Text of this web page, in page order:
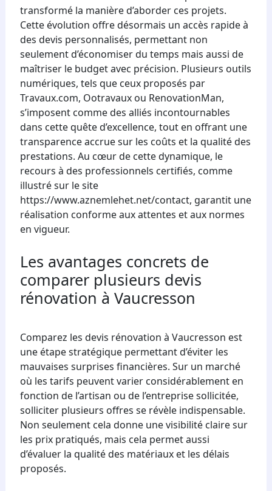
transformé la manière d’aborder ces projets.
Cette évolution offre désormais un accès rapide à
des devis personnalisés, permettant non
seulement d’économiser du temps mais aussi de
maîtriser le budget avec précision. Plusieurs outils
numériques, tels que ceux proposés par
Travaux.com, Ootravaux ou RenovationMan,
s’imposent comme des alliés incontournables
dans cette quête d’excellence, tout en offrant une
transparence accrue sur les coûts et la qualité des
prestations. Au cœur de cette dynamique, le
recours à des professionnels certifiés, comme
illustré sur le site
https://www.aznemlehet.net/contact, garantit une
réalisation conforme aux attentes et aux normes
en vigueur.
Les avantages concrets de
comparer plusieurs devis
rénovation à Vaucresson
Comparez les devis rénovation à Vaucresson est
une étape stratégique permettant d’éviter les
mauvaises surprises financières. Sur un marché
où les tarifs peuvent varier considérablement en
fonction de l’artisan ou de l’entreprise sollicitée,
solliciter plusieurs offres se révèle indispensable.
Non seulement cela donne une visibilité claire sur
les prix pratiqués, mais cela permet aussi
d’évaluer la qualité des matériaux et les délais
proposés.